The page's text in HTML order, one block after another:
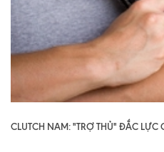
CLUTCH NAM: "TRỢ THỦ" ĐẮC